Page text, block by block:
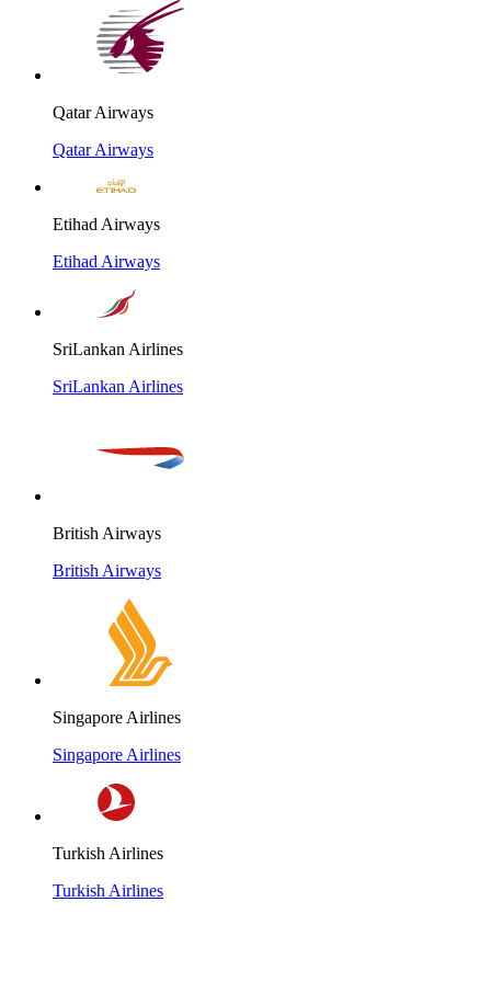
Qatar Airways
Qatar Airways
Etihad Airways
Etihad Airways
SriLankan Airlines
SriLankan Airlines
British Airways
British Airways
Singapore Airlines
Singapore Airlines
Turkish Airlines
Turkish Airlines